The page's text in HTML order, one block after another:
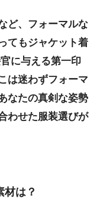
ど、フォーマルな
てもジャケット着
に与える第一印
は迷わずフォーマ
なたの真剣な姿勢
わせた服装選びが
材は？